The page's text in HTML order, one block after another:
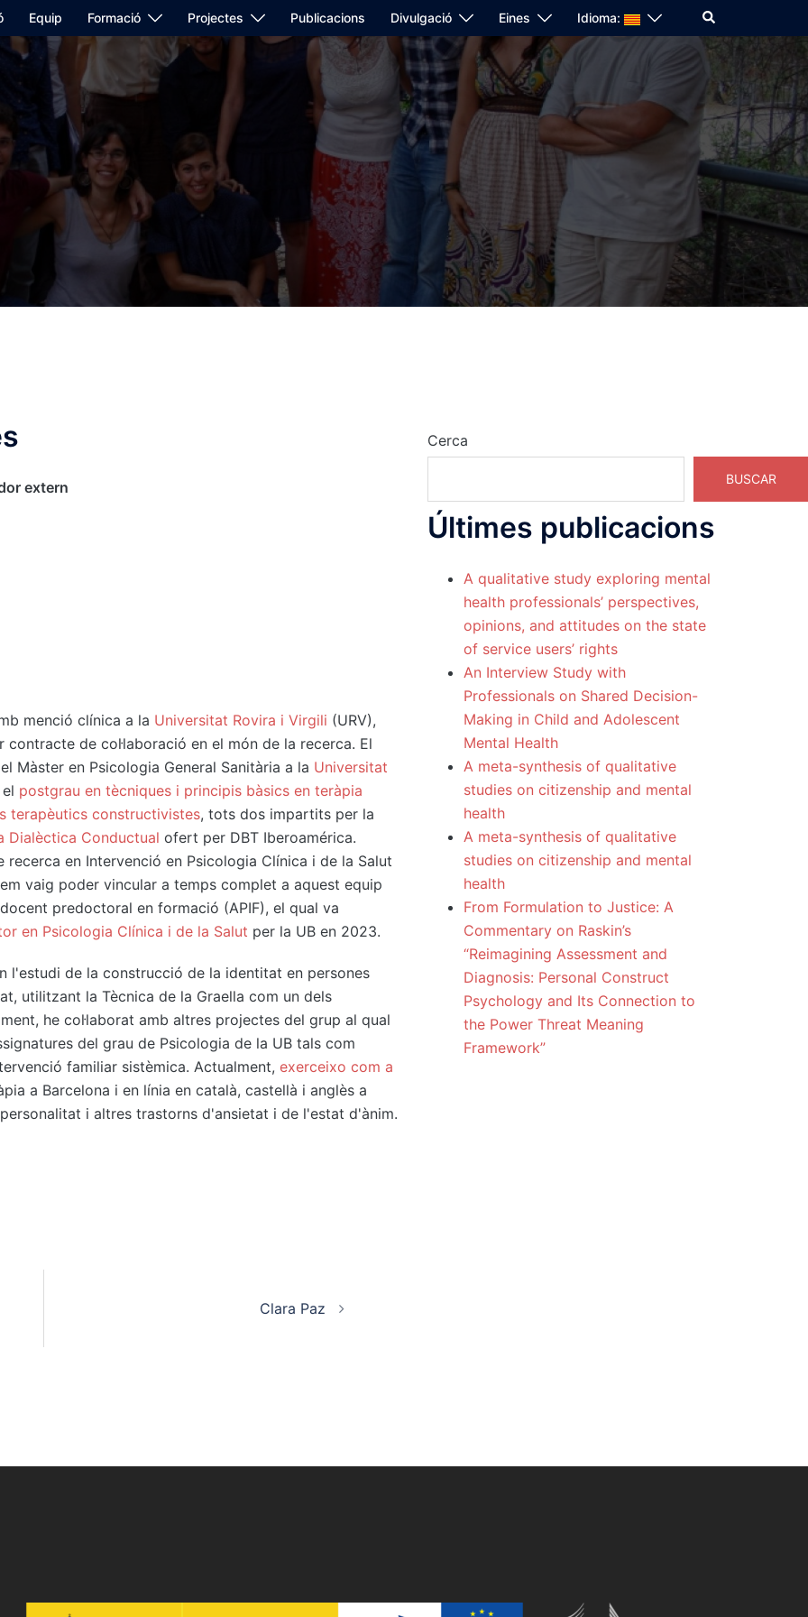
Equip Formació Projectes Publicacions Divulgació Eines Idioma: Search
extern
menció clínica a la Universitat Rovira i Virgili (URV),
de col·laboració en el món de la recerca. El
Màster en Psicologia General Sanitària a la Universitat
postgrau en tècniques i principis bàsics en teràpia
terapèutics constructivistes, tots dos impartits per la
Dialèctica Conductual ofert per DBT Iberoamérica.
en Intervenció en Psicologia Clínica i de la Salut
vaig poder vincular a temps complet a aquest equip
predoctoral en formació (APIF), el qual va
en Psicologia Clínica i de la Salut per la UB en 2023.
l'estudi de la construcció de la identitat en persones
utilitzant la Tècnica de la Graella com un dels
he col·laborat amb altres projectes del grup al qual
del grau de Psicologia de la UB tals com
familiar sistèmica. Actualment, exerceixo com a
a Barcelona i en línia en català, castellà i anglès a
i altres trastorns d'ansietat i de l'estat d'ànim.
Clara Paz
Cerca
BUSCAR
Últimes publicacions
A qualitative study exploring mental
health professionals’ perspectives,
opinions, and attitudes on the state
of service users’ rights
An Interview Study with
Professionals on Shared Decision-
Making in Child and Adolescent
Mental Health
A meta-synthesis of qualitative
studies on citizenship and mental
health
A meta-synthesis of qualitative
studies on citizenship and mental
health
From Formulation to Justice: A
Commentary on Raskin’s
“Reimagining Assessment and
Diagnosis: Personal Construct
Psychology and Its Connection to
the Power Threat Meaning
Framework”